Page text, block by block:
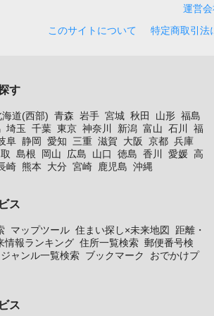
運営会
このサイトについて
特定商取引法
す
海道(西部) 青森 岩手 宮城 秋田 山形 福島
埼玉 千葉 東京 神奈川 新潟 富山 石川
福
阜 静岡 愛知 三重 滋賀 大阪 京都 兵庫
島根 岡山 広島 山口 徳島 香川 愛媛 高
崎 熊本 大分 宮崎 鹿児島 沖縄
ス
マップツール 住まい探し×未来地図
距離・
情報ランキング 住所一覧検索 郵便番号検
ジャンル一覧検索 ブックマーク
おでかけプ
ス